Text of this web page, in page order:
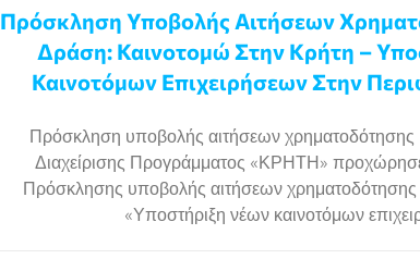
Πρόσκληση Υποβολής Αιτήσεων
Δράση: Καινοτομώ Στην Κρήτη –
Καινοτόμων Επιχειρήσεων Στην
Πρόσκληση υποβολής αιτήσεων
Διαχείρισης Προγράμματος «ΚΡΗΤΗ»
Πρόσκλησης υποβολής αιτήσεων χρηματοδότησης
«Υποστήριξη νέων καινοτόμων